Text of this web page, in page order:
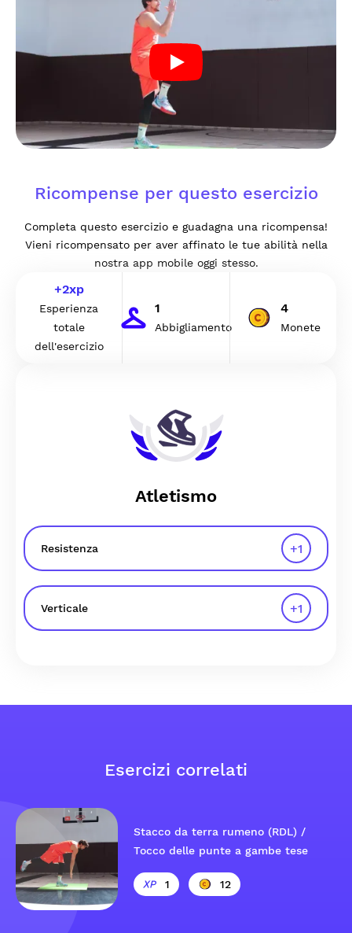
Ricompense per questo esercizio
Completa questo esercizio e guadagna una ricompensa!
Vieni ricompensato per aver affinato le tue abilità nella
nostra app mobile oggi stesso.
+2xp
Esperienza
totale
dell'esercizio
1
Abbigliamento
4
Monete
Atletismo
Resistenza +1
Verticale +1
Esercizi correlati
Stacco da terra rumeno (RDL) /
Tocco delle punte a gambe tese
1 12